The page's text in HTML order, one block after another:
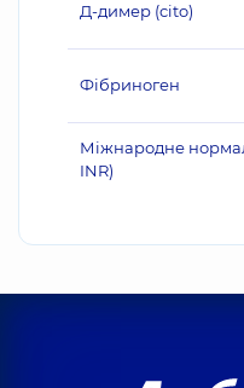
Д-димер (cito)
Фібриноген
Міжнародне
INR)